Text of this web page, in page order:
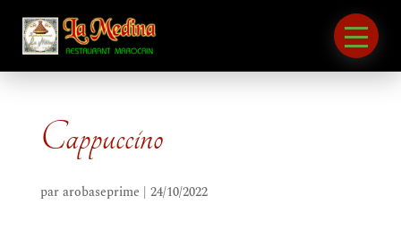
Cappuccino
pararobaseprime | 24/10/2022